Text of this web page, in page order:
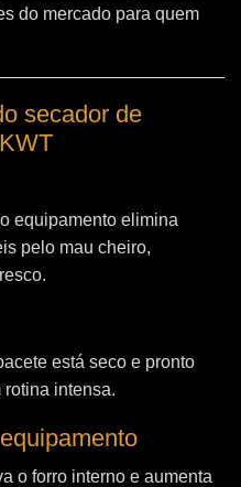
do mercado para quem
secador de
equipamento elimina
pelo mau cheiro,
está seco e pronto
rotina intensa.
o forro interno e aumenta